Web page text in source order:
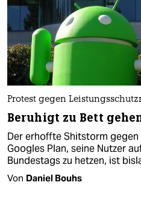
Protest gegen
Beruhigt zu Bett
Der erhoffte Shitstorm
Googles Plan, seine Nutzer
Bundestags zu hetzen, ist
Von Daniel Bouhs